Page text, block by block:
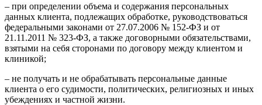
– при определении объема и содержания персональных
данных клиента, подлежащих обработке, руководствоваться
федеральными законами от 27.07.2006 № 152-ФЗ и от
21.11.2011 № 323-ФЗ, а также договорными обязательствами,
взятыми на себя сторонами по договору между клиентом и
клиникой;
– не получать и не обрабатывать персональные данные
клиента о его судимости, политических, религиозных и иных
убеждениях и частной жизни.